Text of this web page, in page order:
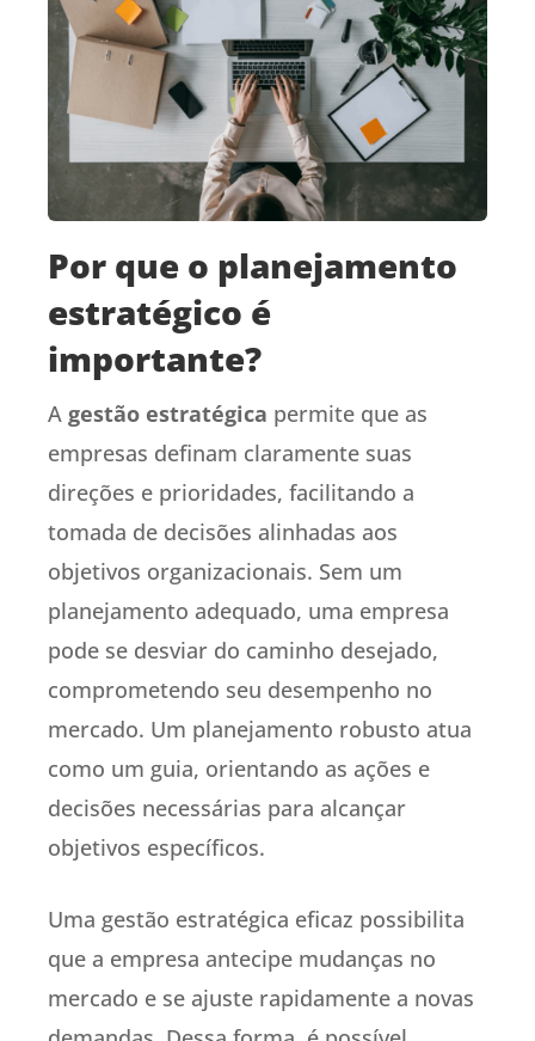
Por que o planejamento
estratégico é
importante?
A gestão estratégica permite que as
empresas definam claramente suas
direções e prioridades, facilitando a
tomada de decisões alinhadas aos
objetivos organizacionais. Sem um
planejamento adequado, uma empresa
pode se desviar do caminho desejado,
comprometendo seu desempenho no
mercado. Um planejamento robusto atua
como um guia, orientando as ações e
decisões necessárias para alcançar
objetivos específicos.
Uma gestão estratégica eficaz possibilita
que a empresa antecipe mudanças no
mercado e se ajuste rapidamente a novas